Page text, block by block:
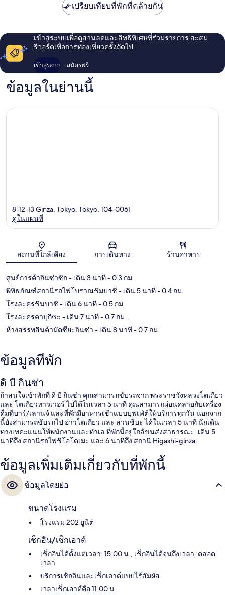
เปรียบเทียบที่พักที่คล้ายกัน
เข้าสู่ระบบเพื่อดูส่วนลดและสิทธิพิเศษที่ร่วมรายการ สะสม
รีวอร์ดเพื่อการท่องเที่ยวครั้งถัดไป
เข้าสู่ระบบ สมัครฟรี
ข้อมูลในย่านนี้
แผนที่
8-12-13 Ginza, Tokyo, Tokyo, 104-0061
ดูในแผนที่
สถานที่ใกล้เคียง การเดินทาง ร้านอาหาร
ศูนย์การค้ากินซ่าซิก- เดิน 3 นาที- 0.3 กม.
พิพิธภัณฑ์สถานีรถไฟโบราณชิมบาชิ - เดิน 5 นาที- 0.4 กม.
โรงละครชินบาชิ - เดิน 6 นาที- 0.5 กม.
โรงละครคาบุกิซะ - เดิน 7 นาที- 0.7 กม.
ห้างสรรพสินค้ามัตซึยะกินซ่า - เดิน 8 นาที- 0.7 กม.
ข้อมูลที่พัก
ดิ บี กินซ่า
ถ้าสนใจเข้าพักที่ ดิ บี กินซ่า คุณสามารถขับรถจาก พระราชวังหลวงโตเกียว
และ โตเกียวทาวเวอร์ ไปได้ในเวลา 5 นาที คุณสามารถผ่อนคลายกับเครื่อง
ดื่มที่บาร์/เลานจ์ และที่พักมีอาหารเช้าแบบบุฟเฟ่ต์ให้บริการทุกวัน นอกจาก
นี้ยังสามารถขับรถไป อ่าวโตเกียว และ สวนชิบะ ได้ในเวลา 5 นาที นักเดิน
ทางเทคะแนนให้พนักงานและทำเล ที่พักนี้อยู่ใกล้ขนส่งสาธารณะ: เดิน 5
นาทีถึง สถานีรถไฟชิโอโดเมะ และ 6 นาทีถึง สถานี Higashi-ginza
ข้อมูลเพิ่มเติมเกี่ยวกับที่พักนี้
ข้อมูลโดยย่อ
ขนาดโรงแรม
โรงแรม 202 ยูนิต
เช็กอิน/เช็กเอาต์
เช็กอินได้ตั้งแต่เวลา: 15:00 น., เช็กอินได้จนถึงเวลา: ตลอด
เวลา
บริการเช็กอินและเช็กเอาต์แบบไร้สัมผัส
เวลาเช็กเอาต์คือ 11:00 น.